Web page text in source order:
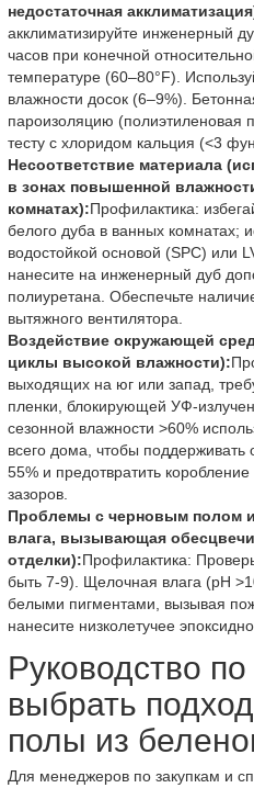
недостаточная
акклиматизируйте инженерный
часов при конечной
температуре (60–80°F).
влажности досок (6–9%).
пароизоляцию (полиэтиленовая
тесту с хлоридом кальция (<3
Несоответствие материала
в зонах повышенной
комнатах):Профилактика:
белого дуба в ванных комнатах;
водостойкой основой (SPC) или
нанесите на инженерный дуб
полиуретана. Обеспечьте
вытяжного вентилятора.
Воздействие окружающей
циклы высокой влажности):
выходящих на юг или запад,
пленки, блокирующей УФ-
сезонной влажности >60%
всего дома, чтобы поддерживать
55% и предотвратить
зазоров.
Проблемы с черновым полом
влага, вызывающая
отделки):Профилактика:
быть 7-9). Щелочная влага (pH
белыми пигментами, вызывая
нанесите низколетучее
Руководство
выбрать
полы из
Для менеджеров по закупкам и